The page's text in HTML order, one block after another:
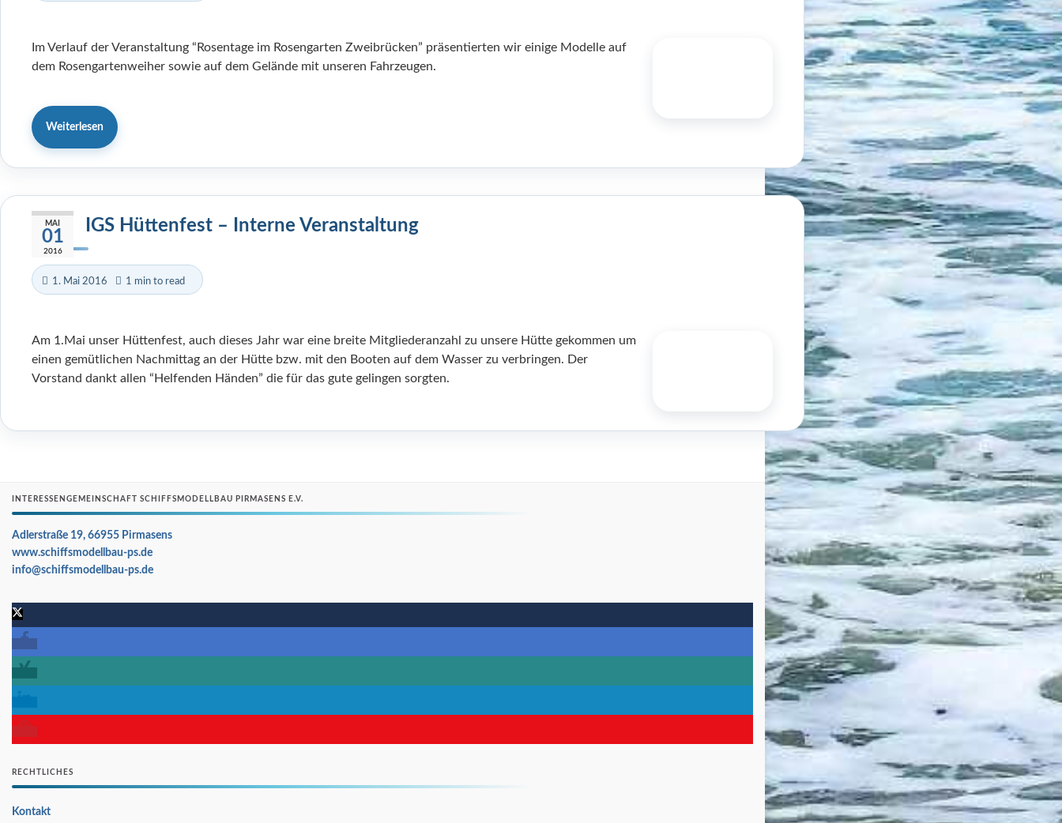
Im Verlauf der Veranstaltung “Rosentage im Rosengarten Zweibrücken” präsentierten wir einige Modelle auf
dem Rosengartenweiher sowie auf dem Gelände mit unseren Fahrzeugen.
Weiterlesen
MAI
01
2016
IGS Hüttenfest – Interne Veranstaltung
1. Mai 2016 1 min to read
Am 1.Mai unser Hüttenfest, auch dieses Jahr war eine breite Mitgliederanzahl zu unsere Hütte gekommen um
einen gemütlichen Nachmittag an der Hütte bzw. mit den Booten auf dem Wasser zu verbringen. Der
Vorstand dankt allen “Helfenden Händen” die für das gute gelingen sorgten.
INTERESSENGEMEINSCHAFT SCHIFFSMODELLBAU PIRMASENS E.V.
Adlerstraße 19, 66955 Pirmasens
www.schiffsmodellbau-ps.de
info@schiffsmodellbau-ps.de
RECHTLICHES
Kontakt